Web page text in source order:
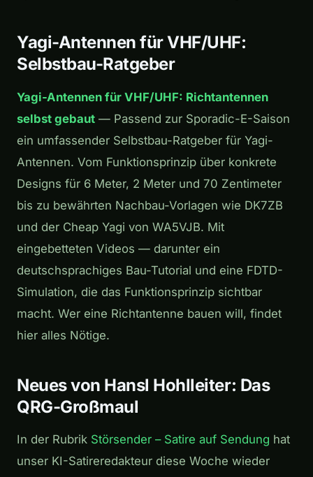
Yagi-Antennen für VHF/UHF:
Selbstbau-Ratgeber
Yagi-Antennen für VHF/UHF: Richtantennen
selbst gebaut — Passend zur Sporadic-E-Saison
ein umfassender Selbstbau-Ratgeber für Yagi-
Antennen. Vom Funktionsprinzip über konkrete
Designs für 6 Meter, 2 Meter und 70 Zentimeter
bis zu bewährten Nachbau-Vorlagen wie DK7ZB
und der Cheap Yagi von WA5VJB. Mit
eingebetteten Videos — darunter ein
deutschsprachiges Bau-Tutorial und eine FDTD-
Simulation, die das Funktionsprinzip sichtbar
macht. Wer eine Richtantenne bauen will, findet
hier alles Nötige.
Neues von Hansl Hohlleiter: Das
QRG-Großmaul
In der Rubrik Störsender – Satire auf Sendung hat
unser KI-Satireredakteur diese Woche wieder